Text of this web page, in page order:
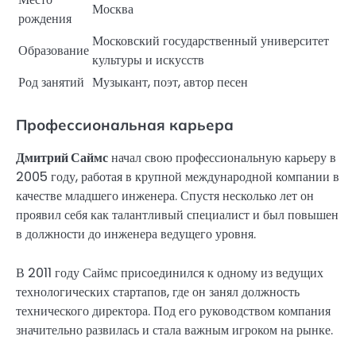
рождения
Москва
Образование
Московский государственный университет
культуры и искусств
Род занятий Музыкант, поэт, автор песен
Профессиональная карьера
Дмитрий Саймсначал свою профессиональную карьеру в
2005 году, работая в крупной международной компании в
качестве младшего инженера. Спустя несколько лет он
проявил себя как талантливый специалист и был повышен
в должности до инженера ведущего уровня.
В 2011 году Саймс присоединился к одному из ведущих
технологических стартапов, где он занял должность
технического директора. Под его руководством компания
значительно развилась и стала важным игроком на рынке.